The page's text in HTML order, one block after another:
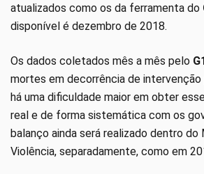
atualizados como os da ferramenta do
disponível é dezembro de 2018.
Os dados coletados mês a mês pelo G1
mortes em decorrência de
há uma dificuldade maior em obter
real e de forma sistemática com os
balanço ainda será realizado dentro do
Violência, separadamente, como em